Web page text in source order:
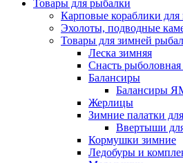
Товары для рыбалки
Карповые кораблики
Эхолоты, подводные
Товары для зимней
Леска зимняя
Снасть рыболовная
Балансиры
Балансиры
Жерлицы
Зимние палатки
Ввертыши
Кормушки зимние
Ледобуры и